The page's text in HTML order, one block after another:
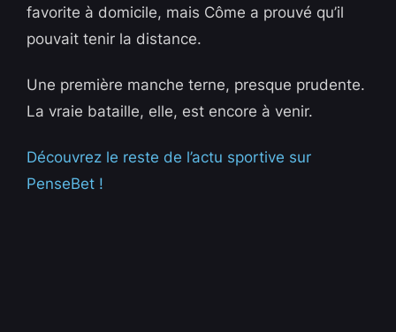
favorite à domicile, mais Côme a prouvé qu’il
pouvait tenir la distance.
Une première manche terne, presque prudente.
La vraie bataille, elle, est encore à venir.
Découvrez le reste de l’actu sportive sur
PenseBet !